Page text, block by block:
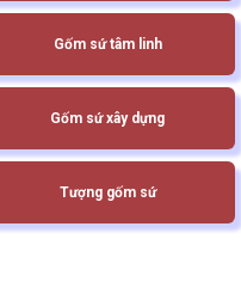
Gốm sứ tâm linh
Gốm sứ xây dựng
Tượng gốm sứ